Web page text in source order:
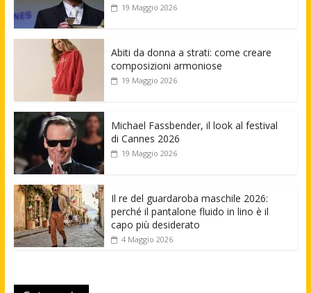
19 Maggio 2026
Abiti da donna a strati: come creare
composizioni armoniose
19 Maggio 2026
Michael Fassbender, il look al festival
di Cannes 2026
19 Maggio 2026
Il re del guardaroba maschile 2026:
perché il pantalone fluido in lino è il
capo più desiderato
4 Maggio 2026